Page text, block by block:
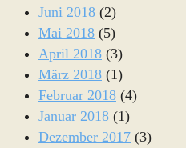
Juni 2018 (2)
Mai 2018 (5)
April 2018 (3)
März 2018 (1)
Februar 2018 (4)
Januar 2018 (1)
Dezember 2017 (3)